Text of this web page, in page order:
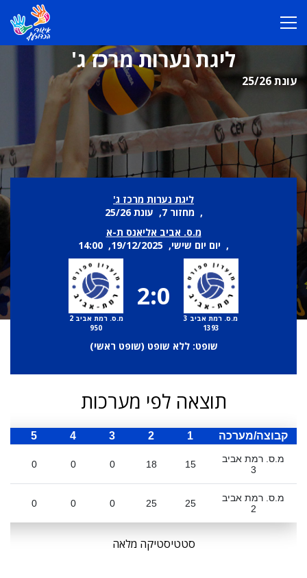
ליגת נערות מרכז ג'
עונת 25/26
ליגת נערות מרכז ג'
, מחזור 7, עונת 25/26
מ.ס. אביב אליאנס ת-א
, יום יום שישי, 19/12/2025, 14:00
מ.ס. רמת אביב 3
1393
2:0
מ.ס. רמת אביב 2
950
שופט: ללא שופט (שופט ראשי)
תוצאה לפי מערכות
קבוצה/מערכה 1
2
3
4
5
מ.ס. רמת אביב
3
15
18
0
0
0
מ.ס. רמת אביב
2
25
25
0
0
0
סטטיסטיקה מלאה